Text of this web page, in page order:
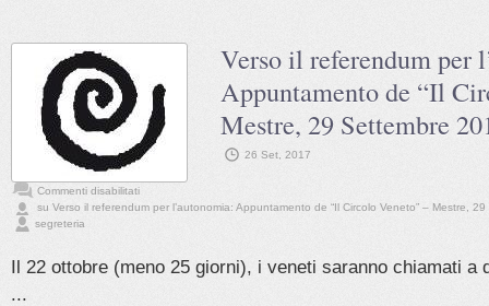
Verso il referendum per
Appuntamento de “Il
Mestre, 29 Settembre
26 Set, 2017
Commenti disabilitati
su Verso il referendum per l’autonomia: Appuntamento de “Il Circolo Veneto” – Mestre,
segreteria
Il 22 ottobre (meno 25 giorni), i veneti saranno chiamati a
...